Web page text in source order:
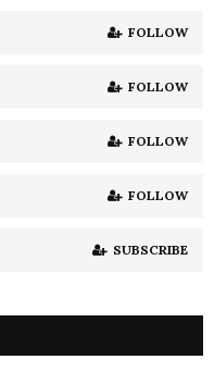
H
FOLLOW
FOLLOW
FOLLOW
FOLLOW
SUBSCRIBE